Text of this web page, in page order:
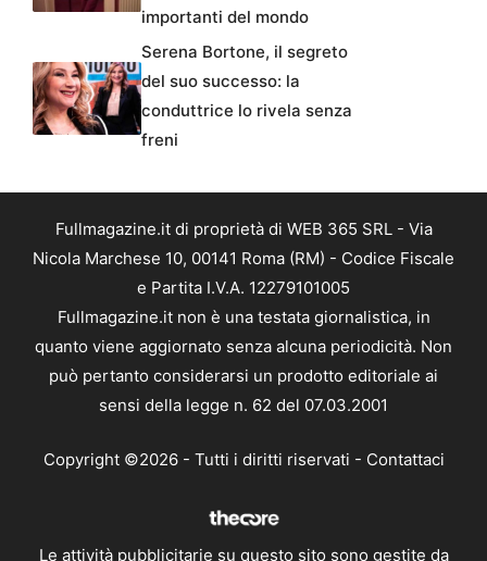
importanti del mondo
Serena Bortone, il segreto
del suo successo: la
conduttrice lo rivela senza
freni
Fullmagazine.it di proprietà di WEB 365 SRL - Via
Nicola Marchese 10, 00141 Roma (RM) - Codice Fiscale
e Partita I.V.A. 12279101005
Fullmagazine.it non è una testata giornalistica, in
quanto viene aggiornato senza alcuna periodicità. Non
può pertanto considerarsi un prodotto editoriale ai
sensi della legge n. 62 del 07.03.2001
Copyright ©2026 - Tutti i diritti riservati - Contattaci
Le attività pubblicitarie su questo sito sono gestite da